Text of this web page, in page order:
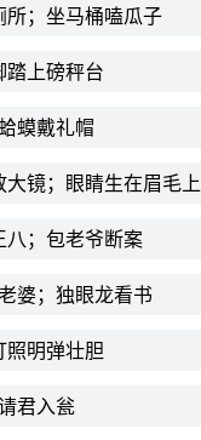
所；坐马桶嗑瓜子
踏上磅秤台
蟆戴礼帽
镜；眼睛生在眉毛上
八；包老爷断案
婆；独眼龙看书
照明弹壮胆
君入瓮